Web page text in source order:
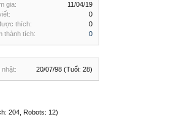
gia:
11/04/19
0
thích:
0
thành tích:
0
nhật: 20/07/98 (Tuổi: 28)
204, Robots: 12)